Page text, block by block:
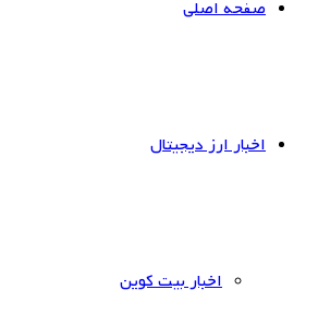
صفحه اصلی
اخبار ارز دیجیتال
اخبار بیت کوین